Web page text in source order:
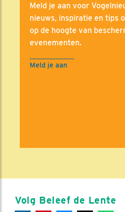
Meld je aan voor
nieuws, inspiratie en tips
op de hoogte van
evenementen.
Meld je aan
Volg Beleef de Lente